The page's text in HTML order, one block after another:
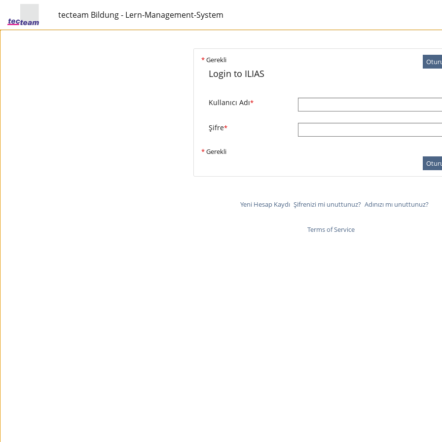
tecteam Bildung - Lern-Management-System
*Gerekli
Login to ILIAS
Kullanıcı Adı*
Şifre*
*Gerekli
Yeni Hesap Kaydı Şifrenizi mi unuttunuz? Adınızı mı unuttunuz?
Terms of Service